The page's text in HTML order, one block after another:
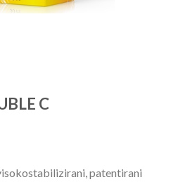
C
patentirani